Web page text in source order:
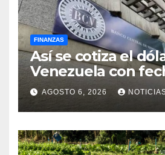
FINANZAS
Así se cotiza el
Venezuela con
viernes 7 de
AGOSTO 6, 2026